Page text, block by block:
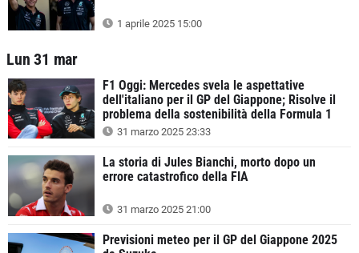
1 aprile 2025 15:00
Lun 31 mar
F1 Oggi: Mercedes svela le aspettative
dell'italiano per il GP del Giappone; Risolve il
problema della sostenibilità della Formula 1
31 marzo 2025 23:33
La storia di Jules Bianchi, morto dopo un
errore catastrofico della FIA
31 marzo 2025 21:00
Previsioni meteo per il GP del Giappone 2025